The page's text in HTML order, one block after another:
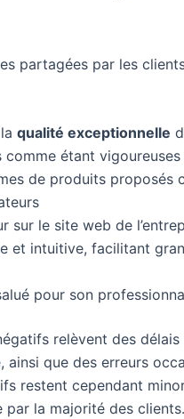
partagées par les
qualité exceptionnelle
étant
de produits proposés
sur le site web de
et intuitive, facilitant
pour son
relèvent des
que des erreurs
restent cependant
par la majorité des clients.